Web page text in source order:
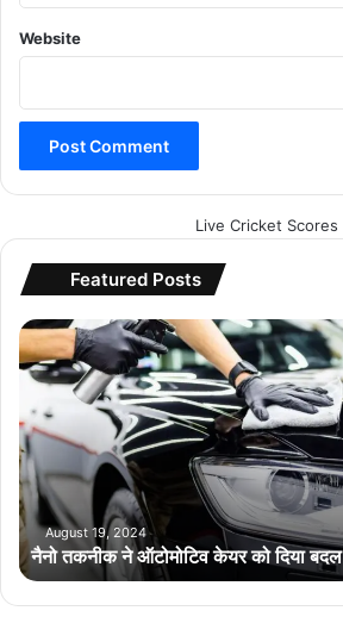
Website
Live Cricket Scores
Featured Posts
नै
नो
नी
क
ने
ऑ
टो
मो
टि
व
August 19, 2024
नैनो तकनीक ने ऑटोमोटिव केयर को दिया बदल